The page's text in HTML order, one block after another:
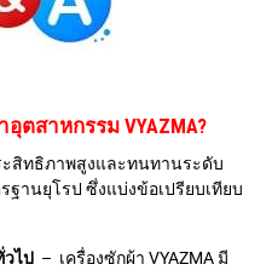
ตสาหกรรม VYAZMA?
ะสิทธิภาพสูงและทนทานระดับ
านยุโรป ซึ่งแบ่งข้อเปรียบเทียบ
วไป – เครื่องซักผ้า VYAZMA มี